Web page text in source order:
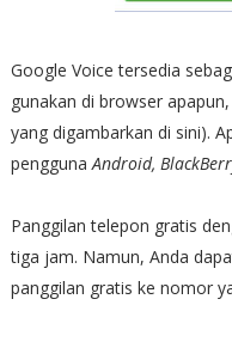
Google Voice tersedia
gunakan di browser
yang digambarkan di sini).
penggunaAndroid,
Panggilan telepon gratis
tiga jam. Namun, Anda
panggilan gratis ke nomor